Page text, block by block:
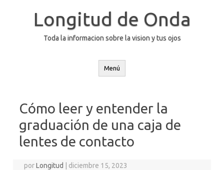
Longitud de Onda
Toda la informacion sobre la vision y tus ojos
Menú
Cómo leer y entender la
graduación de una caja de
lentes de contacto
porLongitud diciembre 15, 2023